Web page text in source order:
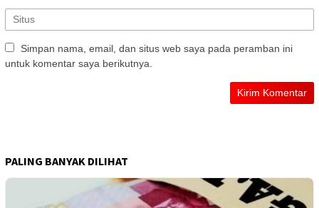
Simpan nama, email, dan situs web saya pada peramban ini
untuk komentar saya berikutnya.
PALING BANYAK DILIHAT